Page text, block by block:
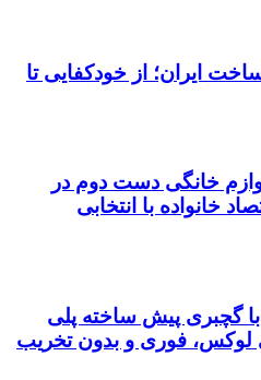
ایران؛ از خودکفایی تا
خانگی دست دوم در
خانواده با انتخابی
با گچبری پیش ساخته پلی
لوکس، فوری و بدون تخریب